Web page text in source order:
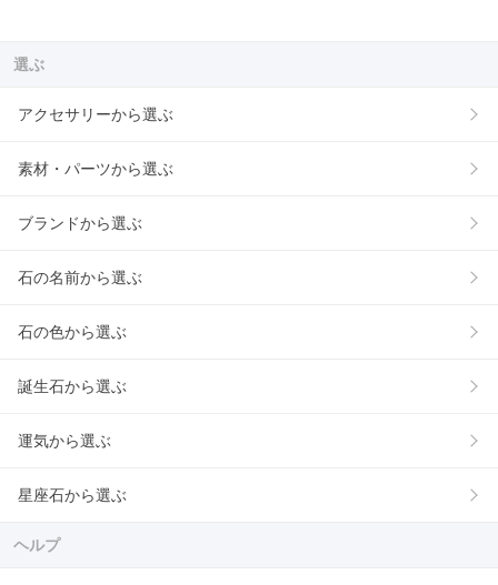
選ぶ
アクセサリーから選ぶ
素材・パーツから選ぶ
ブランドから選ぶ
石の名前から選ぶ
石の色から選ぶ
誕生石から選ぶ
運気から選ぶ
星座石から選ぶ
ヘルプ